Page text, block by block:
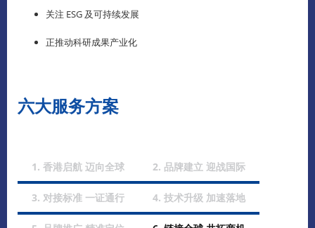
关注 ESG 及可持续发展
正推动科研成果产业化
六大服务方案
1. 香港启航 迈向全球 2. 品牌建立 迎战国际
3. 对接标准 一证通行 4. 技术升级 加速落地